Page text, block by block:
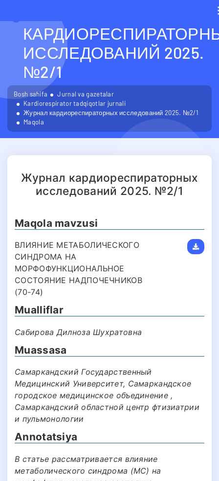
ИССЛЕДОВАНИЙ 2025.
№2/1
Bosh sahifa
Jurnal va gazetalar
Kardiorespirator tadqiqotlar jurnali
Журнал кардиореспираторных исследований 2025. №2/1
Maqola
Журнал кардиореспираторных
исследований 2025. №2/1
Maqola mavzusi
ВЛИЯНИЕ МЕТАБОЛИЧЕСКОГО
СИНДРОМА НА
МОРФОФУНКЦИОНАЛЬНОЕ
СОСТОЯНИЕ НАДПОЧЕЧНИКОВ
(70-74)
Mualliflar
Сабирова Дилноза Шухратовна
Muassasa
Самаркандский Государственный
Медицинский Университет, Самаркандское
городское медицинское объединение ,
Самаркандский областной центр фтизиатрии
и пульмонологии
Annotatsiya
В статье рассматривается влияние
метаболического синдрома (МС) на